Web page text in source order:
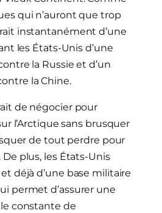
qui n’auront que trop
instantanément d’une
les États-Unis d’une
la Russie et d’un
la Chine.
de négocier pour
l’Arctique sans brusquer
de tout perdre pour
plus, les États-Unis
déjà d’une base militaire
permet d’assurer une
constante de